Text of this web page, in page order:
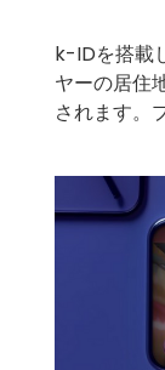
k-IDを搭載
ヤーの居住
されます。